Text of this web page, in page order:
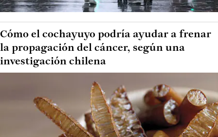
Cómo el cochayuyo podría ayudar a frenar
la propagación del cáncer, según una
investigación chilena